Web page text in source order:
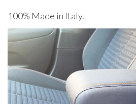
100% Made in Italy.